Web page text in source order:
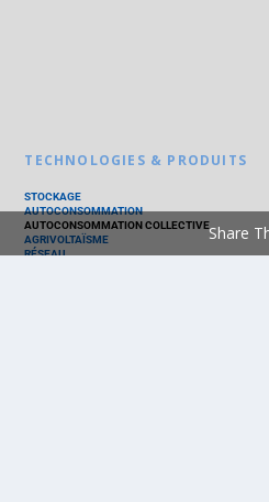
TECHNOLOGIES & PRODUITS
STOCKAGE
AUTOCONSOMMATION
AUTOCONSOMMATION COLLECTIVE
AGRIVOLTAÏSME
RÉSEAU
Share